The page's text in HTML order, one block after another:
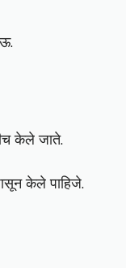
केले जाते.
केले पाहिजे.